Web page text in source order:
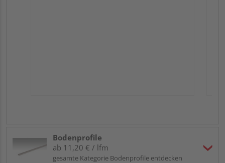
Bodenprofile
ab 11,20 € / lfm
gesamte Kategorie Bodenprofile entdecken